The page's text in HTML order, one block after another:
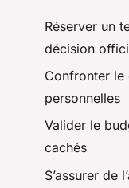
Réserver un
décision
Confronter le
personnelles
Valider le
cachés
S’assurer de